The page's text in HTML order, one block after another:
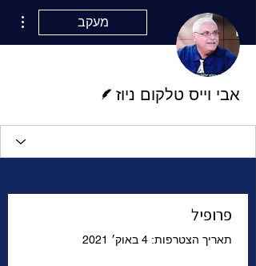
מעקב
אבי וייס טלקום ניוז
פרופיל
תאריך הצטרפות: 4 באוק׳ 2021